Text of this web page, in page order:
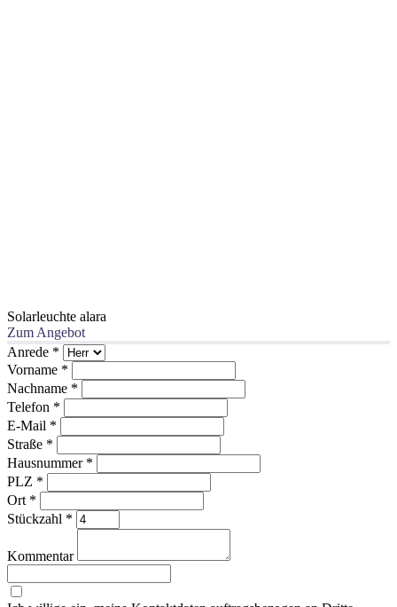
Solarleuchte alara
Zum Angebot
Anrede *
Vorname *
Nachname *
Telefon *
E-Mail *
Straße *
Hausnummer *
PLZ *
Ort *
Stückzahl *
Kommentar